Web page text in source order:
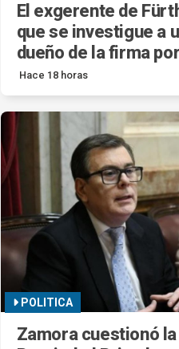
El exgerente de
que se investigue a
dueño de la firma
millonario desfalco.
Hace 18 horas
POLITICA
Zamora cuestionó la